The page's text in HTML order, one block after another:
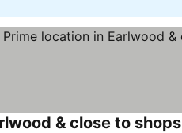
& close to shops